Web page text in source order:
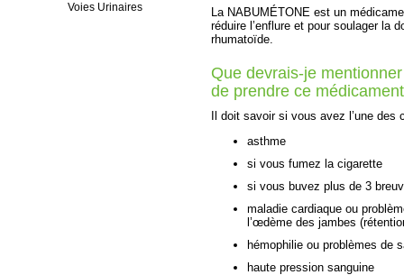
Voies Urinaires
La NABUMÉTONE est un
réduire l’enflure et pour soulager la
rhumatoïde.
Que devrais-je
de prendre ce
Il doit savoir si vous avez l’une des
asthme
si vous fumez la cigarette
si vous buvez plus de 3
maladie cardiaque ou
l’œdème des jambes
hémophilie ou problèmes de
haute pression sanguine